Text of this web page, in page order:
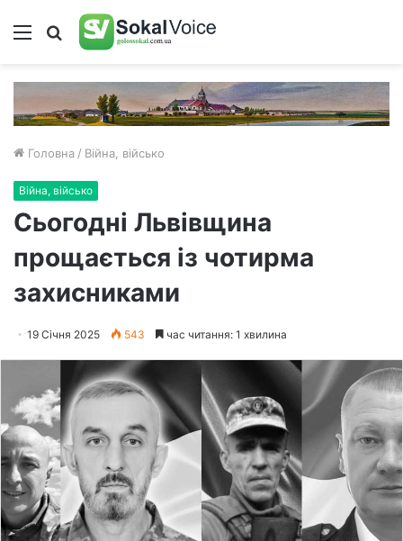
Меню Пошук
Головна / Війна, військо
Війна, військо
Сьогодні Львівщина
прощається із чотирма
захисниками
19 Січня 2025 543 час читання: 1 хвилина